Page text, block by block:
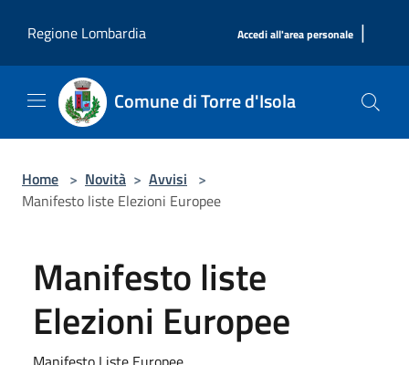
Regione Lombardia
Accedi all'area personale |
Comune di Torre d'Isola
Home > Novità > Avvisi >
Manifesto liste Elezioni Europee
Manifesto liste
Elezioni Europee